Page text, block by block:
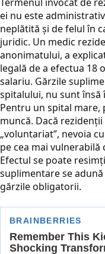
ei nu este
neplătită și de felul în
juridic. Un medic
anonimatului, a
legală de a efectua 18
salariu. Gărzile
spitalului, nu sunt
Pentru un spital mare,
muncă. Dacă
„voluntariat”, nevoia
pe cea mai
Efectul se poate
suplimentare se
gărzile obligatorii.